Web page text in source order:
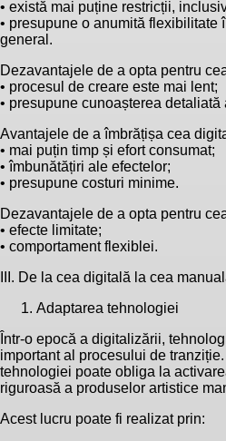
• există mai puține restricții,
• presupune o anumită flexibilitate
general.
Dezavantajele de a opta pentru
• procesul de creare este mai lent;
• presupune cunoașterea
Avantajele de a îmbrățișa cea
• mai puțin timp și efort consumat;
• îmbunătățiri ale efectelor;
• presupune costuri minime.
Dezavantajele de a opta pentru
• efecte limitate;
• comportament flexiblei.
III. De la cea digitală la cea
Adaptarea tehnologiei
Într-o epocă a digitalizării,
important al procesului de
tehnologiei poate obliga la
riguroasă a produselor artistice
Acest lucru poate fi realizat prin: